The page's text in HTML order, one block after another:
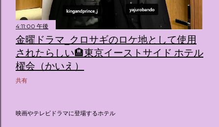
4:11:00 午後
金曜ドラマ_クロサギのロケ地として使用
されたらしい🏨東京イーストサイド ホテル
櫂会（かいえ）
共有
映画やテレビドラマに登場するホテル